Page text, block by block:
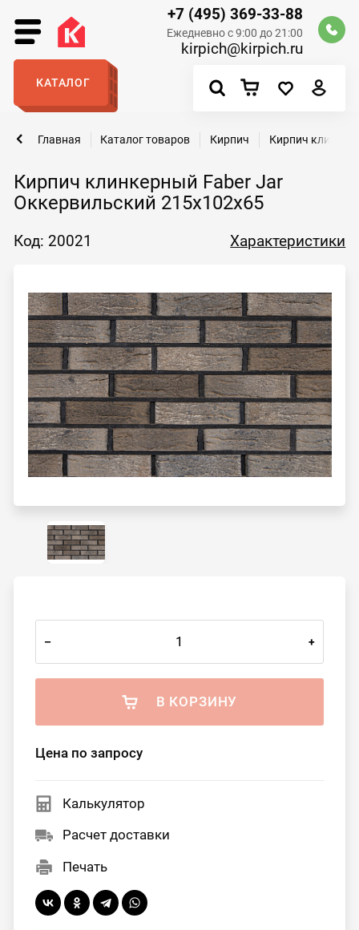
+7 (495) 369-33-88
Ежедневно с 9:00 до 21:00
kirpich@kirpich.ru
КАТАЛОГ
Кирпич клинкерный Faber Jar
Оккервильский 215х102х65
Главная Каталог товаров Кирпич Кирпич
Код: 20021 Характеристики
– +
В КОРЗИНУ
Цена по запросу
Калькулятор
Расчет доставки
Печать